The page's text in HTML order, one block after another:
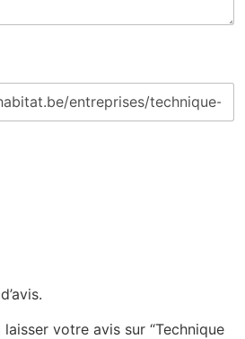
votre avis sur “Technique